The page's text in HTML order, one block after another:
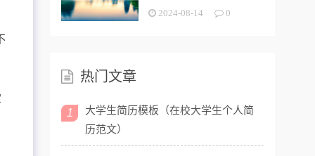
进个人
2024-08-14 0
热门文章
1
大学生简历模板（在校大学生个人简
历范文）